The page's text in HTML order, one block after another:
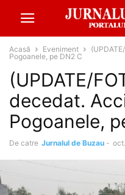
Acasă Eveniment
Pogoanele, pe DN2 C
(UPDATE/
decedat.
Pogoanele,
De catre Jurnalul de Buzau -